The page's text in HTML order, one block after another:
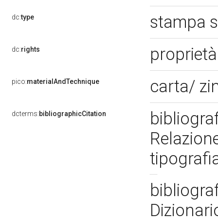
dc:type stampa
dc:rights
pico:materialAndTechnique carta/
dcterms:bibliographicCitation